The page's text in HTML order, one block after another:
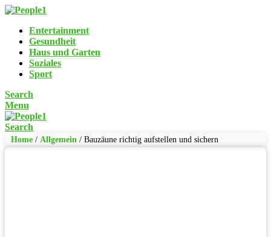
Entertainment
Gesundheit
Haus und Garten
Soziales
Sport
Search
Menu
Search
Home / Allgemein / Bauzäune richtig aufstellen und sichern